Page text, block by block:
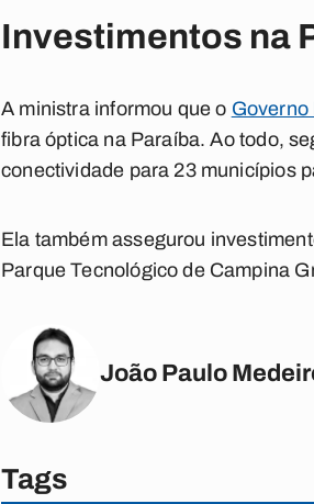
Investimentos na
A ministra informou que o Governo
fibra óptica na Paraíba. Ao todo,
conectividade para 23 municípios
Ela também assegurou
Parque Tecnológico de Campina
João Paulo
Tags